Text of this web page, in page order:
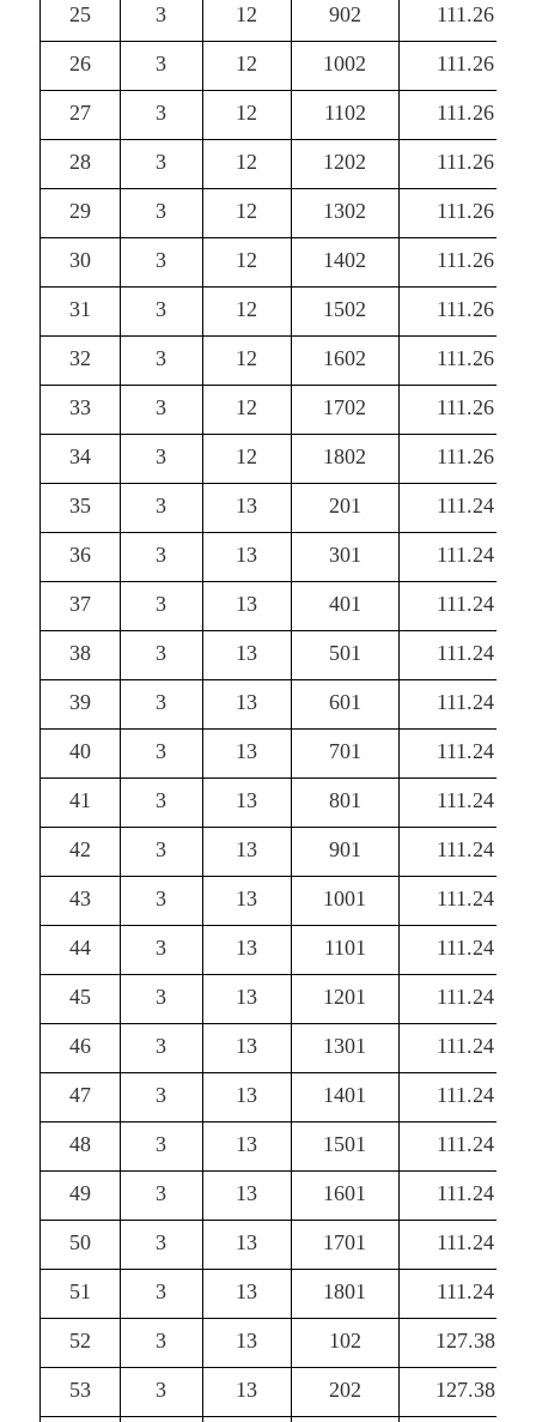
25 3 12 902 111.26
26 3 12 1002 111.26
27 3 12 1102 111.26
28 3 12 1202 111.26
29 3 12 1302 111.26
30 3 12 1402 111.26
31 3 12 1502 111.26
32 3 12 1602 111.26
33 3 12 1702 111.26
34 3 12 1802 111.26
35 3 13 201 111.24
36 3 13 301 111.24
37 3 13 401 111.24
38 3 13 501 111.24
39 3 13 601 111.24
40 3 13 701 111.24
41 3 13 801 111.24
42 3 13 901 111.24
43 3 13 1001 111.24
44 3 13 1101 111.24
45 3 13 1201 111.24
46 3 13 1301 111.24
47 3 13 1401 111.24
48 3 13 1501 111.24
49 3 13 1601 111.24
50 3 13 1701 111.24
51 3 13 1801 111.24
52 3 13 102 127.38
53 3 13 202 127.38